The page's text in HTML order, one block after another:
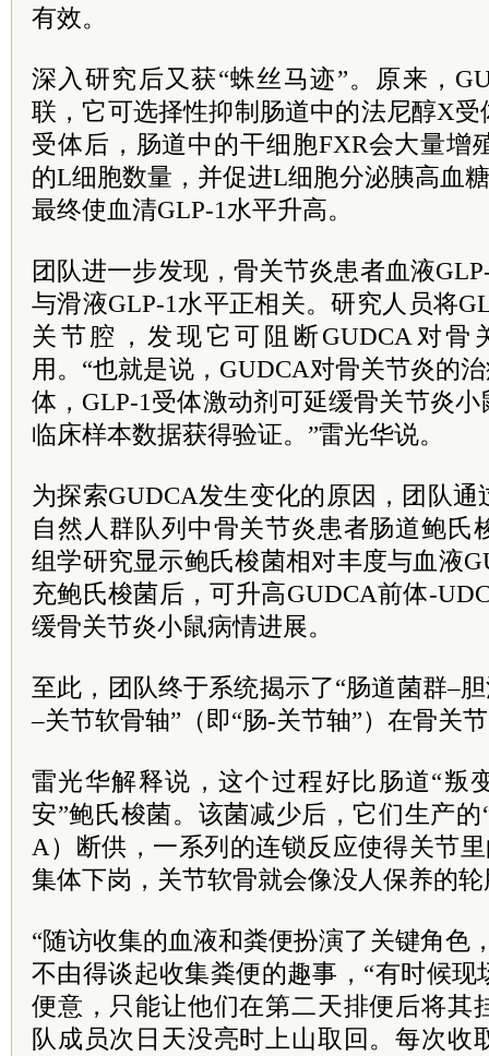
有效。
深入研究后又获“蛛丝马迹”。原来，
联，它可选择性抑制肠道中的法尼醇X
受体后，肠道中的干细胞FXR会大量增
的L细胞数量，并促进L细胞分泌胰高血
最终使血清GLP-1水平升高。
团队进一步发现，骨关节炎患者血液
与滑液GLP-1水平正相关。研究人员将
关节腔，发现它可阻断GUDCA对骨
用。“也就是说，GUDCA对骨关节炎的
体，GLP-1受体激动剂可延缓骨关节炎
临床样本数据获得验证。”雷光华说。
为探索GUDCA发生变化的原因，团队
自然人群队列中骨关节炎患者肠道鲍氏
组学研究显示鲍氏梭菌相对丰度与血液
充鲍氏梭菌后，可升高GUDCA前体-
缓骨关节炎小鼠病情进展。
至此，团队终于系统揭示了“肠道菌群–
–关节软骨轴”（即“肠-关节轴”）在骨关
雷光华解释说，这个过程好比肠道“叛
安”鲍氏梭菌。该菌减少后，它们生产的
A）断供，一系列的连锁反应使得关节
集体下岗，关节软骨就会像没人保养的
“随访收集的血液和粪便扮演了关键角色
不由得谈起收集粪便的趣事，“有时候
便意，只能让他们在第二天排便后将其
队成员次日天没亮时上山取回。每次收